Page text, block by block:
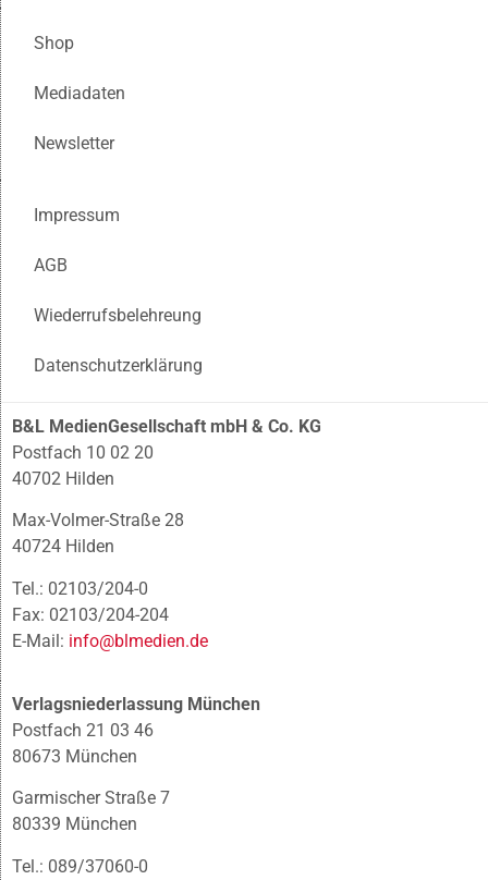
Shop
Mediadaten
Newsletter
Impressum
AGB
Wiederrufsbelehreung
Datenschutzerklärung
B&L MedienGesellschaft mbH & Co. KG
Postfach 10 02 20
40702 Hilden
Max-Volmer-Straße 28
40724 Hilden
Tel.: 02103/204-0
Fax: 02103/204-204
E-Mail: info@blmedien.de
Verlagsniederlassung München
Postfach 21 03 46
80673 München
Garmischer Straße 7
80339 München
Tel.: 089/37060-0